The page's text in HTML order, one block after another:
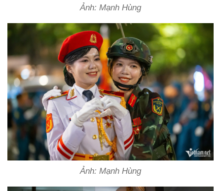
Ảnh: Mạnh Hùng
Ảnh: Mạnh Hùng